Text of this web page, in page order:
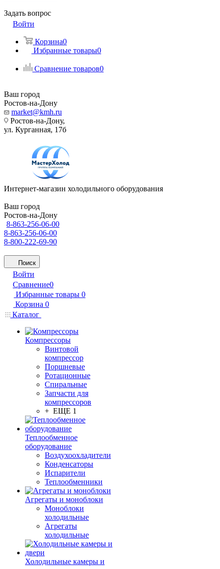
Задать вопрос
Войти
Корзина0
Избранные товары0
Сравнение товаров0
Ваш город
Ростов-на-Дону
market@kmh.ru
Ростов-на-Дону,
ул. Курганная, 17б
Интернет-магазин холодильного оборудования
Ваш город
Ростов-на-Дону
8-863-256-06-00
8-863-256-06-00
8-800-222-69-90
Поиск
Войти
Сравнение0
Избранные товары 0
Корзина 0
Каталог
Компрессоры
Винтовой
компрессор
Поршневые
Ротационные
Спиральные
Запчасти для
компрессоров
+ ЕЩЕ 1
Теплообменное
оборудование
Воздухоохладители
Конденсаторы
Испарители
Теплообменники
Агрегаты и моноблоки
Моноблоки
холодильные
Агрегаты
холодильные
Холодильные камеры и